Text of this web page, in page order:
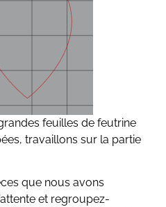
feuilles de feutrine
travaillons sur la partie
que nous avons
et regroupez-